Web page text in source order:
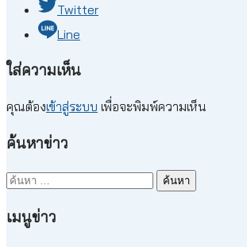
Twitter
Line
ใส่ความเห็น
คุณต้องเข้าสู่ระบบ เพื่อจะพิมพ์ความเห็น
ค้นหาข่าว
ค้นหา
เมนูข่าว